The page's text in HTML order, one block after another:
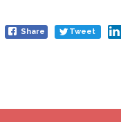
Share Tweet